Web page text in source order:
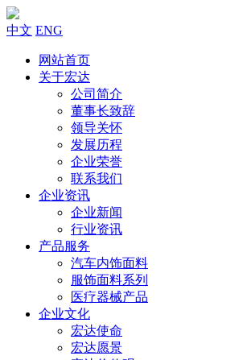
中文 ENG
网站首页
关于宏达
公司简介
董事长致辞
领导关怀
发展历程
企业荣誉
联系我们
企业资讯
企业新闻
行业资讯
产品服务
汽车内饰面料
服饰面料系列
医疗器械产品
企业文化
宏达使命
宏达愿景